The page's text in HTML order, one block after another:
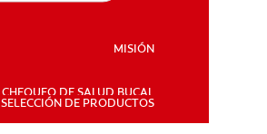
MISIÓN
CHEQUEO DE SALUD BUCAL
SELECCIÓN DE PRODUCTOS